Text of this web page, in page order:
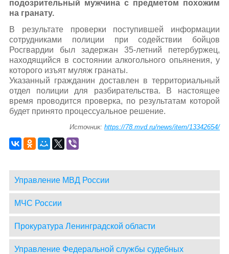
подозрительный мужчина с предметом похожим
на гранату.
В результате проверки поступившей информации
сотрудниками полиции при содействии бойцов
Росгвардии был задержан 35-летний петербуржец,
находящийся в состоянии алкогольного опьянения, у
которого изъят муляж гранаты.
Указанный гражданин доставлен в территориальный
отдел полиции для разбирательства. В настоящее
время проводится проверка, по результатам которой
будет принято процессуальное решение.
Источник:https://78.mvd.ru/news/item/13342654/
Управление МВД России
МЧС России
Прокуратура Ленинградской области
Управление Федеральной службы судебных